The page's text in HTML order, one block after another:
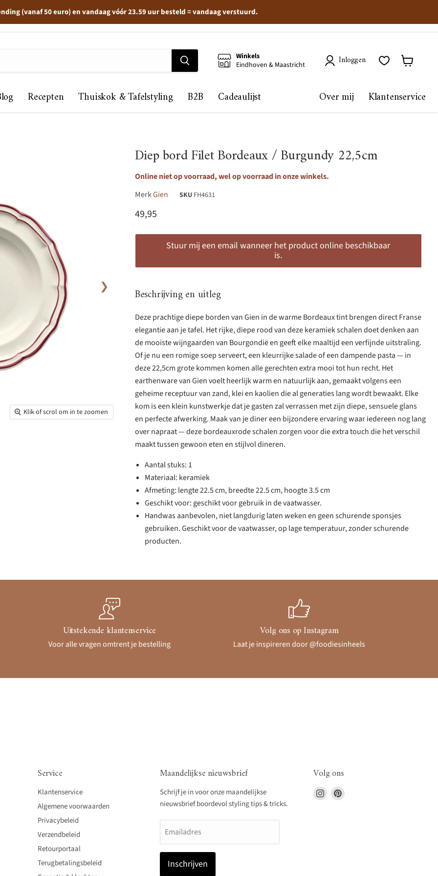
(vanaf 50 euro) en vandaag vóór 23.59 uur besteld = vandaag verstuurd.
Winkels
Eindhoven & Maastricht
Inloggen
Recepten Thuiskok & Tafelstyling B2B Cadeaulijst Over mij Klantenservice
Klik of scrol om in te zoomen
❯
Diep bord Filet Bordeaux / Burgundy 22,5cm
Online niet op voorraad, wel op voorraad in onze winkels.
MerkGien SKU FH4631
Huidige prijs
49,95
Stuur mij een email wanneer het product online beschikbaar
is.
Beschrijving en uitleg
Deze prachtige diepe borden van Gien in de warme Bordeaux tint brengen direct Franse
elegantie aan je tafel. Het rijke, diepe rood van deze keramiek schalen doet denken aan
de mooiste wijngaarden van Bourgondië en geeft elke maaltijd een verfijnde uitstraling.
Of je nu een romige soep serveert, een kleurrijke salade of een dampende pasta — in
deze 22,5cm grote kommen komen alle gerechten extra mooi tot hun recht. Het
earthenware van Gien voelt heerlijk warm en natuurlijk aan, gemaakt volgens een
geheime receptuur van zand, klei en kaolien die al generaties lang wordt bewaakt. Elke
kom is een klein kunstwerkje dat je gasten zal verrassen met zijn diepe, sensuele glans
en perfecte afwerking. Maak van je diner een bijzondere ervaring waar iedereen nog lang
over napraat — deze bordeauxrode schalen zorgen voor die extra touch die het verschil
maakt tussen gewoon eten en stijlvol dineren.
Aantal stuks: 1
Materiaal: keramiek
Afmeting: lengte 22.5 cm, breedte 22.5 cm, hoogte 3.5 cm
Geschikt voor: geschikt voor gebruik in de vaatwasser.
Handwas aanbevolen, niet langdurig laten weken en geen schurende sponsjes
gebruiken. Geschikt voor de vaatwasser, op lage temperatuur, zonder schurende
producten.
Uitstekende klantenservice
Voor alle vragen omtrent je bestelling
Volg ons op Instagram
Laat je inspireren door @foodiesinheels
Service
Klantenservice
Algemene voorwaarden
Privacybeleid
Verzendbeleid
Retourportaal
Terugbetalingsbeleid
Maandelijkse nieuwsbrief
Schrijf je in voor onze maandelijkse
nieuwsbrief boordevol styling tips & tricks.
Emailadres
Inschrijven
Volg ons
Vind
ons
Vind